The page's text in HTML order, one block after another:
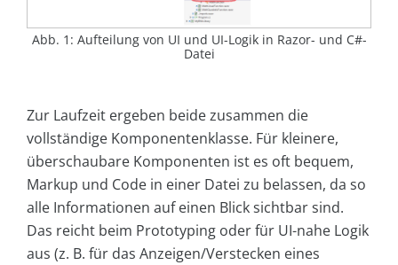
Abb. 1: Aufteilung von UI und UI-Logik in Razor- und C#-
Datei
Zur Laufzeit ergeben beide zusammen die
vollständige Komponentenklasse. Für kleinere,
überschaubare Komponenten ist es oft bequem,
Markup und Code in einer Datei zu belassen, da so
alle Informationen auf einen Blick sichtbar sind.
Das reicht beim Prototyping oder für UI-nahe Logik
aus (z. B. für das Anzeigen/Verstecken eines